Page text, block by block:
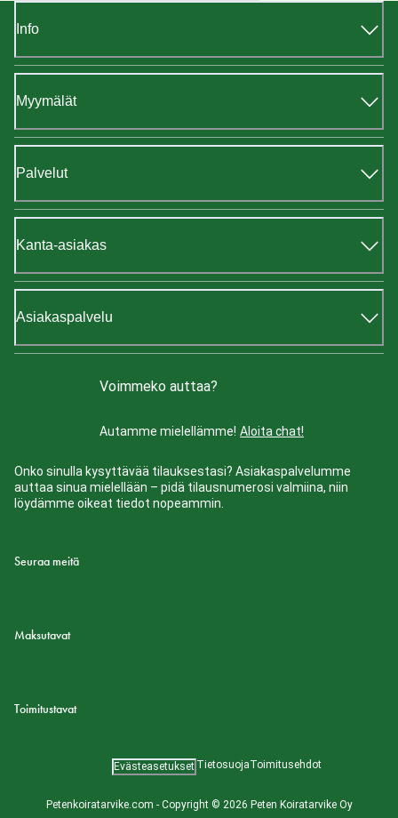
Info
Myymälät
Palvelut
Kanta-asiakas
Asiakaspalvelu
Voimmeko auttaa?
Autamme mielellämme! Aloita chat!
Onko sinulla kysyttävää tilauksestasi? Asiakaspalvelumme
auttaa sinua mielellään – pidä tilausnumerosi valmiina, niin
löydämme oikeat tiedot nopeammin.
Seuraa meitä
Maksutavat
Toimitustavat
Petenkoiratarvike.com - Copyright © 2026 Peten Koiratarvike Oy
Evästeasetukset TietosuojaToimitusehdot